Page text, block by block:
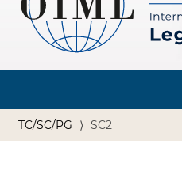
TC/SC/PG SC2